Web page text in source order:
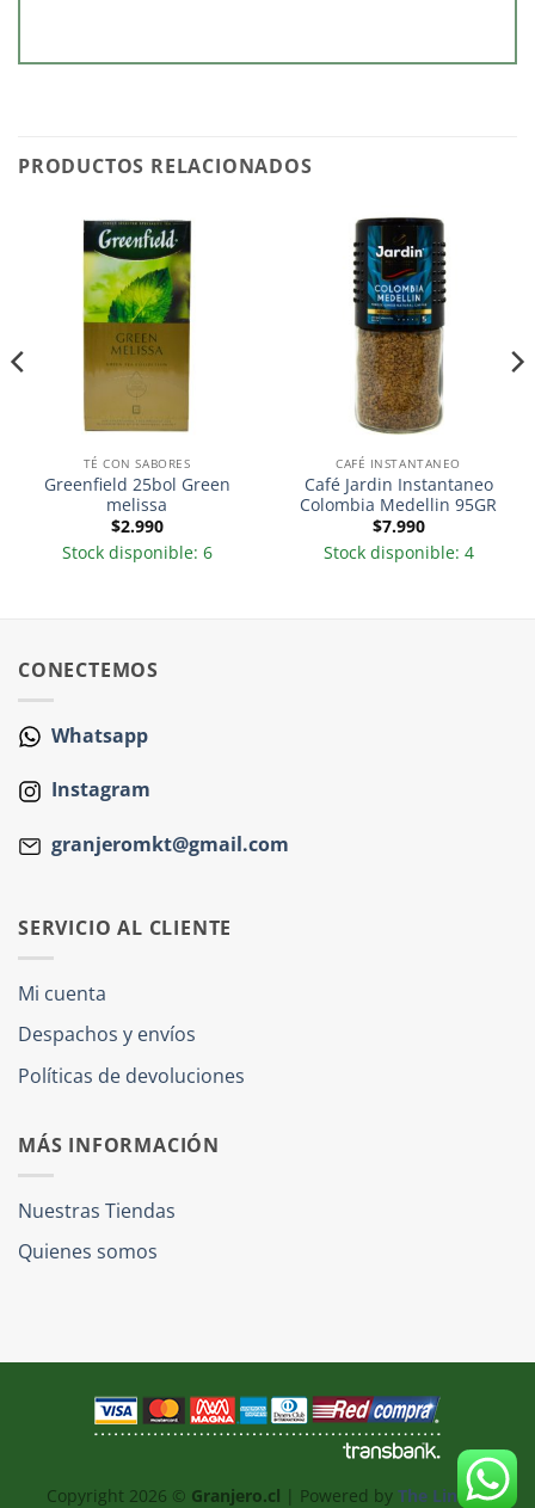
PRODUCTOS RELACIONADOS
TÉ CON SABORES
Greenfield 25bol Green
melissa
$2.990
Stock disponible: 6
CAFÉ INSTANTANEO
Café Jardin Instantaneo
Colombia Medellin 95GR
$7.990
Stock disponible: 4
CONECTEMOS
Whatsapp
Instagram
granjeromkt@gmail.com
SERVICIO AL CLIENTE
Mi cuenta
Despachos y envíos
Políticas de devoluciones
MÁS INFORMACIÓN
Nuestras Tiendas
Quienes somos
Copyright 2026 © Granjero.cl | Powered by The Link IT